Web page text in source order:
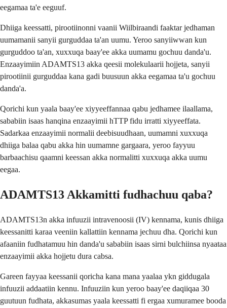
eegamaa ta'e eeguuf.
Dhiiga keessatti, pirootiinonni vaanii Wiilbiraandi faaktar jedhaman
uumamanii sanyii gurguddaa ta'an uumu. Yeroo sanyiiwwan kun
gurguddoo ta'an, xuxxuqa baay'ee akka uumamu gochuu danda'u.
Enzaayimiin ADAMTS13 akka qeesii molekulaarii hojjeta, sanyii
pirootiinii gurguddaa kana gadi buusuun akka eegamaa ta'u gochuu
danda'a.
Qorichi kun yaala baay'ee xiyyeeffannaa qabu jedhamee ilaallama,
sababiin isaas hanqina enzaayimii hTTP fidu irratti xiyyeeffata.
Sadarkaa enzaayimii normalii deebisuudhaan, uumamni xuxxuqa
dhiiga balaa qabu akka hin uumamne gargaara, yeroo fayyuu
barbaachisu qaamni keessan akka normalitti xuxxuqa akka uumu
eegaa.
ADAMTS13 Akkamitti fudhachuu qaba?
ADAMTS13n akka infuuzii intravenoosii (IV) kennama, kunis dhiiga
keessanitti karaa veeniin kallattiin kennama jechuu dha. Qorichi kun
afaaniin fudhatamuu hin danda'u sababiin isaas sirni bulchiinsa nyaataa
enzaayimii akka hojjetu dura cabsa.
Gareen fayyaa keessanii qoricha kana mana yaalaa ykn giddugala
infuuzii addaatiin kennu. Infuuziin kun yeroo baay'ee daqiiqaa 30
guutuun fudhata, akkasumas yaala keessatti fi ergaa xumuramee booda